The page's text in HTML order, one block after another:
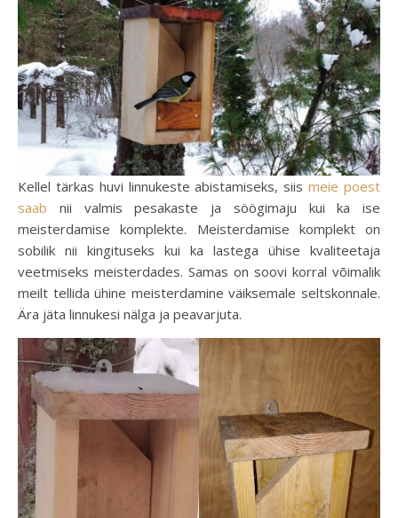
Kellel tärkas huvi linnukeste abistamiseks, siismeie poest
saab nii valmis pesakaste ja söögimaju kui ka ise
meisterdamise komplekte. Meisterdamise komplekt on
sobilik nii kingituseks kui ka lastega ühise kvaliteetaja
veetmiseks meisterdades. Samas on soovi korral võimalik
meilt tellida ühine meisterdamine väiksemale seltskonnale.
Ära jäta linnukesi nälga ja peavarjuta.